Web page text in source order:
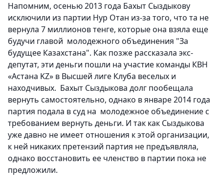
Напомним, осенью 2013 года Бахыт Сыздыкову
исключили из партии Нур Отан из-за того, что та не
вернула 7 миллионов тенге, которые она взяла еще
будучи главой молодежного объединения "За
будущее Казахстана". Как позже рассказала экс-
депутат, эти деньги пошли на участие команды КВН
«Астана KZ» в Высшей лиге Клуба веселых и
находчивых. Бахыт Сыздыкова долг пообещала
вернуть самостоятельно, однако в январе 2014 года
партия подала в суд на молодежное объединение с
требованием вернуть деньги. И так как Сыздыкова
уже давно не имеет отношения к этой организации,
к ней никаких претензий партия не предъявляла,
однако восстановить ее членство в партии пока не
предложили.